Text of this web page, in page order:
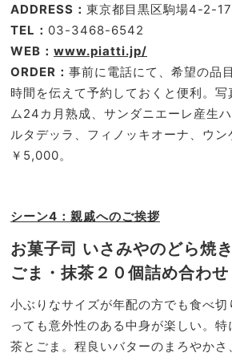
ADDRESS： 東京都目黒区駒場4-2-17
TEL： 03-3468-6542
WEB： www.piatti.jp/
ORDER： 事前に電話にて、希望の品
時間を伝えて予約しておくと便利。
ム24カ月熟成、サンダニエーレ産生
ルタデッラ、フィノッキオーナ、ウ
￥5,000。
シーン4：親戚へのご挨拶
お菓子司 いさみやのどら焼き
ごま・抹茶２０個詰め合わ
小ぶりなサイズが年配の方でも食べ
っても意外性のある中身が楽しい。
茶とごま。程良いバターのまろやかさ